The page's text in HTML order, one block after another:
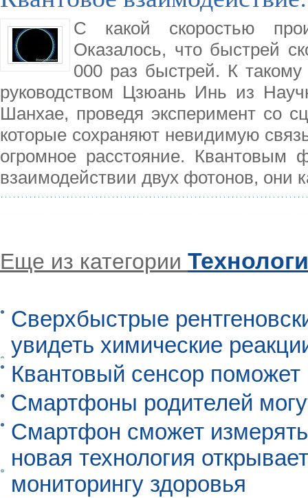
С какой скоростью
Оказалось, что быстрей
000 раз быстрей. К
руководством Цзюань Инь из
Шанхае, проведя эксперимент со
которые сохраняют невидимую
огромное расстояние. Квантовым
взаимодействии двух фотонов, они
Еще из категории
Сверхбыстрые
увидеть химические
Квантовый сенсор
Смартфоны родителей
Смартфон сможет
новая технология
мониторингу здоровья